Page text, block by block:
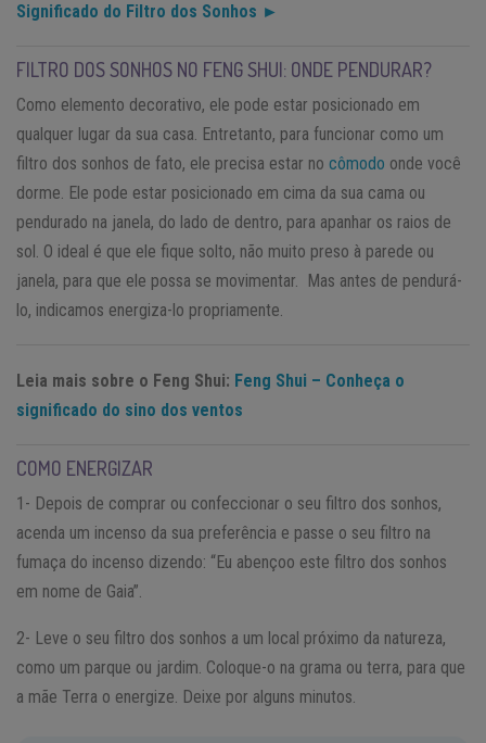
Significado do Filtro dos Sonhos ►
FILTRO DOS SONHOS NO FENG SHUI: ONDE PENDURAR?
Como elemento decorativo, ele pode estar posicionado em
qualquer lugar da sua casa. Entretanto, para funcionar como um
filtro dos sonhos de fato, ele precisa estar no cômodo onde você
dorme. Ele pode estar posicionado em cima da sua cama ou
pendurado na janela, do lado de dentro, para apanhar os raios de
sol. O ideal é que ele fique solto, não muito preso à parede ou
janela, para que ele possa se movimentar. Mas antes de pendurá-
lo, indicamos energiza-lo propriamente.
Leia mais sobre o Feng Shui: Feng Shui – Conheça o
significado do sino dos ventos
COMO ENERGIZAR
1- Depois de comprar ou confeccionar o seu filtro dos sonhos,
acenda um incenso da sua preferência e passe o seu filtro na
fumaça do incenso dizendo: “Eu abençoo este filtro dos sonhos
em nome de Gaia”.
2- Leve o seu filtro dos sonhos a um local próximo da natureza,
como um parque ou jardim. Coloque-o na grama ou terra, para que
a mãe Terra o energize. Deixe por alguns minutos.